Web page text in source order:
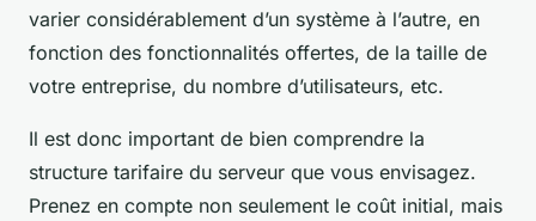
varier considérablement d’un système à l’autre, en
fonction des fonctionnalités offertes, de la taille de
votre entreprise, du nombre d’utilisateurs, etc.
Il est donc important de bien comprendre la
structure tarifaire du serveur que vous envisagez.
Prenez en compte non seulement le coût initial, mais